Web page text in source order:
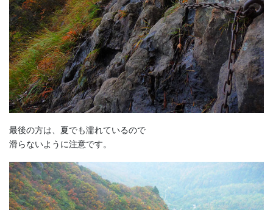
最後の方は、夏でも濡れているので
滑らないように注意です。